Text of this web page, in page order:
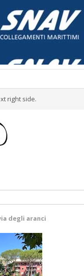
right side.
degli aranci